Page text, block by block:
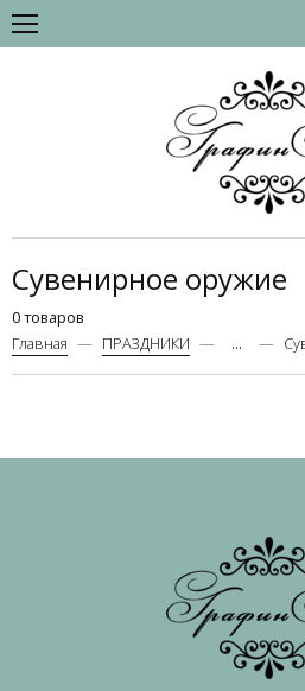
Сувенирное оружие
0 товаров
Главная
ПРАЗДНИКИ ...